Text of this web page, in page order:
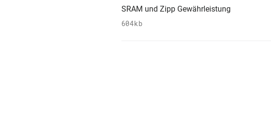
SRAM und Zipp Gewährleistung
604kb